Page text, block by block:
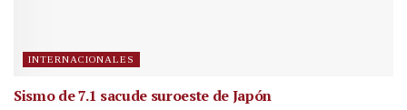
INTERNACIONALES
Sismo de 7.1 sacude suroeste de Japón